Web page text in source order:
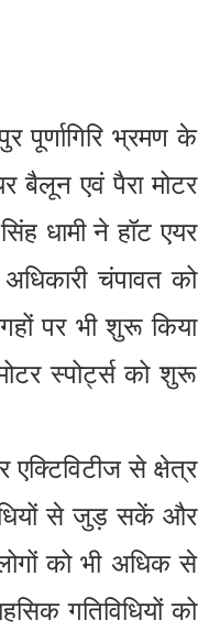
पूर्णागिरि भ्रमण के
बैलून एवं पैरा मोटर
धामी ने हॉट एयर
चंपावत को
पर भी शुरू किया
स्पोर्ट्स को शुरू
से क्षेत्र
से जुड़ सकें और
को भी अधिक से
गतिविधियों को